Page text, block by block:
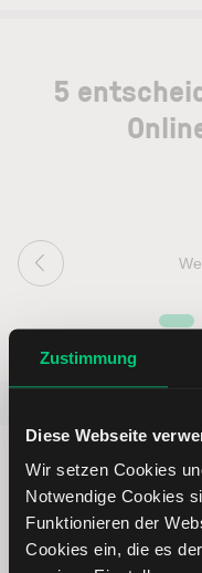
Zustimmung
Diese Webseite
Wir setzen Cookies
Notwendige Cookies
Funktionieren der
Cookies ein, die es
5
Immer up to